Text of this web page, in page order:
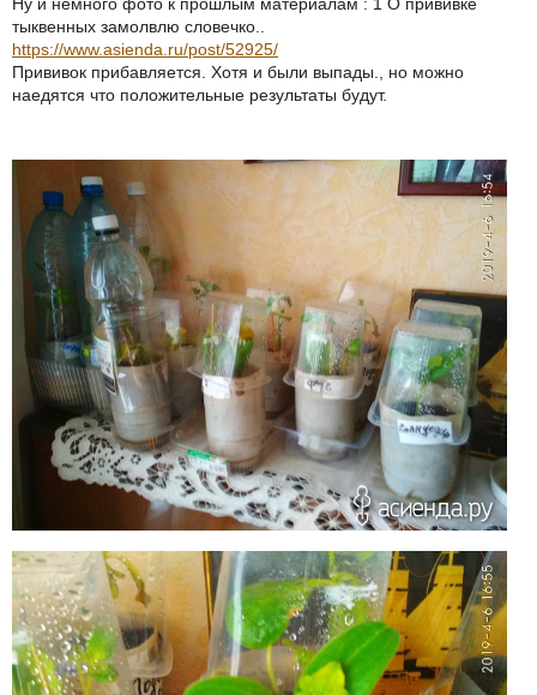
тыквенных замолвлю словечко..
https://www.asienda.ru/post/52925/
Прививок прибавляется. Хотя и были выпады., но можно
наедятся что положительные результаты будут.